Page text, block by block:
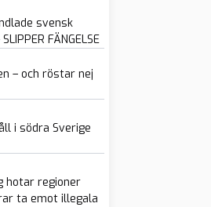
svensk
FÄNGELSE
– och röstar nej
i södra Sverige
hotar regioner
ta emot illegala